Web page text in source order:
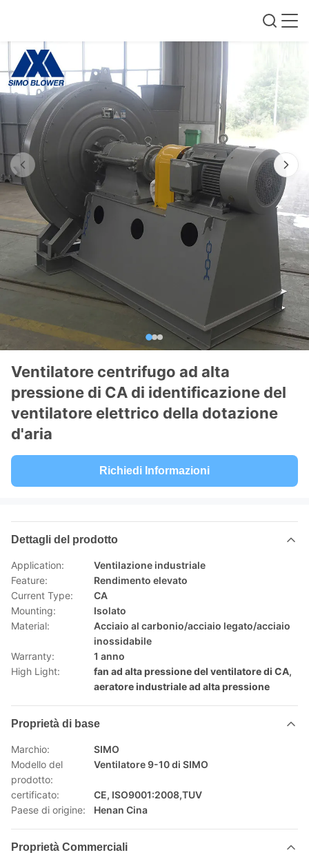
Ventilatore centrifugo ad alta
pressione di CA di identificazione del
ventilatore elettrico della dotazione
d'aria
Richiedi Informazioni
Dettagli del prodotto
Application:
Ventilazione industriale
Feature:
Rendimento elevato
Current Type:
CA
Mounting:
Isolato
Material:
Acciaio al carbonio/acciaio legato/acciaio
inossidabile
Warranty:
1 anno
High Light:
fan ad alta pressione del ventilatore di CA,
aeratore industriale ad alta pressione
Proprietà di base
Marchio:
SIMO
Modello del
prodotto:
Ventilatore 9-10 di SIMO
certificato:
CE, ISO9001:2008,TUV
Paese di origine:
Henan Cina
Proprietà Commerciali